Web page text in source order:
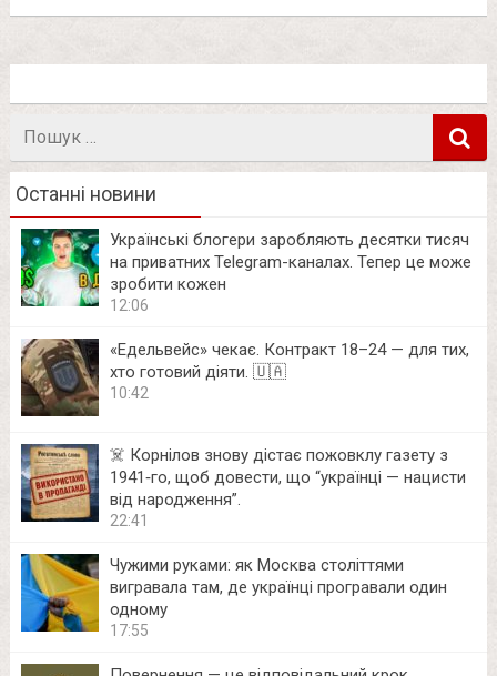
Останні новини
Українські блогери заробляють десятки тисяч
на приватних Telegram-каналах. Тепер це може
зробити кожен
12:06
«Едельвейс» чекає. Контракт 18–24 — для тих,
хто готовий діяти. 🇺🇦
10:42
☠️ Корнілов знову дістає пожовклу газету з
1941‑го, щоб довести, що “українці — нацисти
від народження”.
22:41
Чужими руками: як Москва століттями
вигравала там, де українці програвали один
одному
17:55